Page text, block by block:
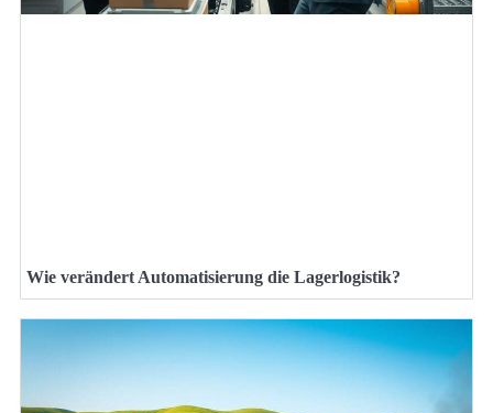
Wie verändert Automatisierung die Lagerlogistik?